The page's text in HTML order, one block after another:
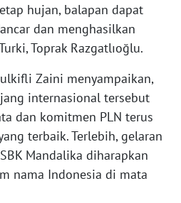
hujan, balapan dapat
dan menghasilkan
Toprak Razgatlıoğlu.
Zaini menyampaikan,
internasional tersebut
dan komitmen PLN terus
terbaik. Terlebih, gelaran
Mandalika diharapkan
nama Indonesia di mata